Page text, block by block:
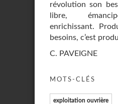
révolution son
libre,
enrichissant.
besoins, c’est
C. PAVEIGNE
MOTS-CLÉS
exploitation ouvrière